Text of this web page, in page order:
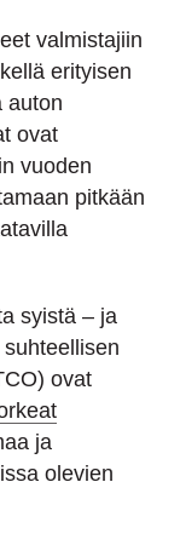
valmistajiin
erityisen
auton
ovat
vuoden
pitkään
syistä – ja
ovat
ja
olevien